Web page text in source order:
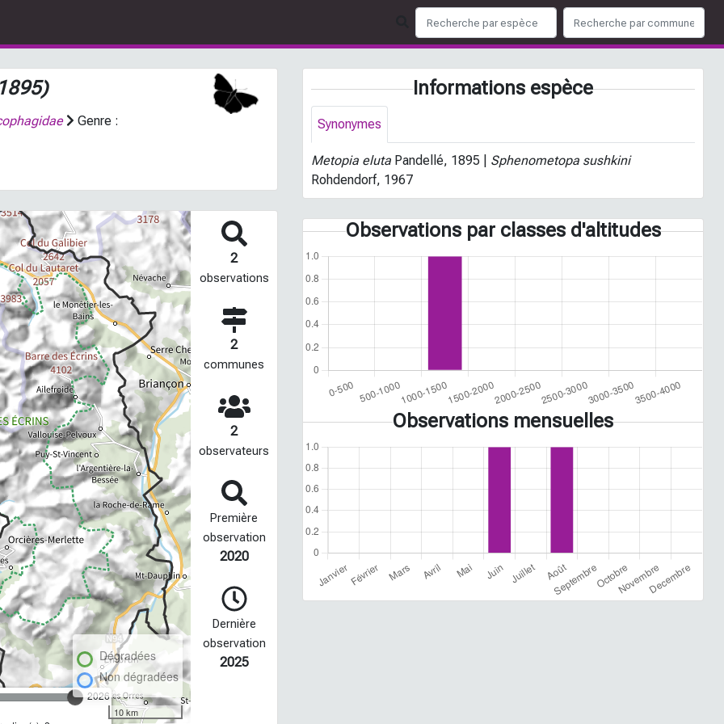
Genre :
2026
Dégradées
Non dégradées
10 km
2
observations
2
communes
2
observateurs
Première
observation
2020
Dernière
observation
2025
Informations espèce
Synonymes
Metopia eluta Pandellé, 1895 | Sphenometopa sushkini
Rohdendorf, 1967
Observations par classes d'altitudes
Observations mensuelles